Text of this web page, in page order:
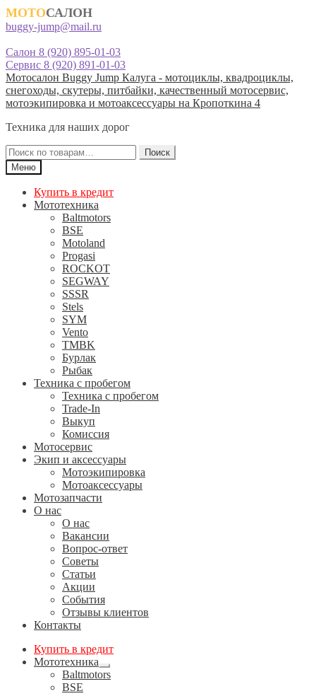
МОТОСАЛОН
buggy-jump@mail.ru
Салон 8 (920) 895-01-03
Сервис 8 (920) 891-01-03
Перейти
к
навигации
Перейти
к
содержимому
Мотосалон Buggy Jump Калуга - мотоциклы, квадроциклы,
снегоходы, скутеры, питбайки, качественный мотосервис,
мотоэкипировка и мотоаксессуары на Кропоткина 4
Техника для наших дорог
Искать:
Поиск
Меню
Купить в кредит
Мототехника
Baltmotors
BSE
Motoland
Progasi
ROCKOT
SEGWAY
SSSR
Stels
SYM
Vento
TMBK
Бурлак
Рыбак
Техника с пробегом
Техника с пробегом
Trade-In
Выкуп
Комиссия
Мотосервис
Экип и аксессуары
Мотоэкипировка
Мотоаксессуары
Мотозапчасти
О нас
О нас
Вакансии
Вопрос-ответ
Советы
Статьи
Акции
События
Отзывы клиентов
Контакты
Купить в кредит
Мототехника
Развернутое
вложенное
Baltmotors
BSE